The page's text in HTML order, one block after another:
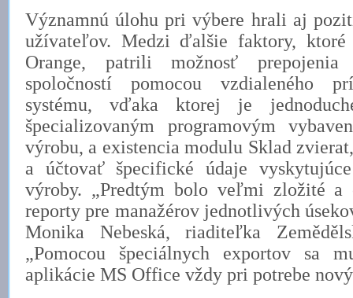
Významnú úlohu pri výbere hrali aj
užívateľov. Medzi ďalšie faktory,
Orange, patrili možnosť
spoločností pomocou vzdialeného
systému, vďaka ktorej je
špecializovaným programovým
výrobu, a existencia modulu Sklad
a účtovať špecifické údaje
výroby. „Predtým bolo veľmi zložité a
reporty pre manažérov jednotlivých
Monika Nebeská, riaditeľka
„Pomocou špeciálnych exportov sa
aplikácie MS Office vždy pri potrebe